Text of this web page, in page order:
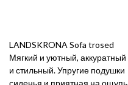
LANDSKRONA Sofa trosed
Мягкий и уютный, аккуратный
и стильный. Упругие подушки
сиденья и приятная на ощупь